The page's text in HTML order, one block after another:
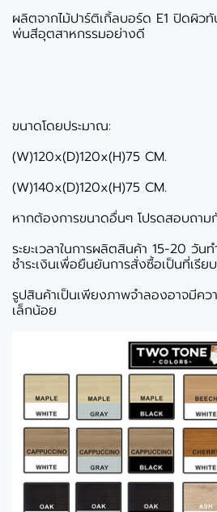
ผลิตจากไม้ปาร์ติเกิ้ลบอร์ด E1 ปิดผิว
พ่นสีอุตสาหกรรมอย่างดี
ขนาดโดยประมาณ:
(W)120x(D)120x(H)75 CM.
(W)140x(D)120x(H)75 CM.
หากต้องการขนาดอื่นๆ โปรดสอบถาม
ระยะเวลาในการผลิตสินค้า 15-20 วัน
ชำระเงินเพื่อยืนยันการสั่งซื้อเป็นที่เรีย
รูปสินค้าเป็นเพียงภาพจำลองอาจมีคว
เล็กน้อย